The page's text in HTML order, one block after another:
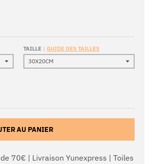
TAILLE GUIDE DES TAILLES
AU PANIER
70€ | Livraison Yunexpress | Toiles